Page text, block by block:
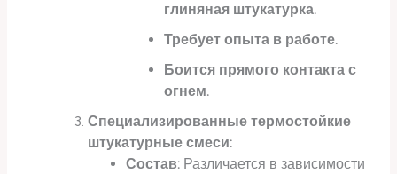
глиняная штукатурка.
Требует опыта в работе.
Боится прямого контакта с
огнем.
Специализированные термостойкие
штукатурные смеси:
Состав: Различается в зависимости